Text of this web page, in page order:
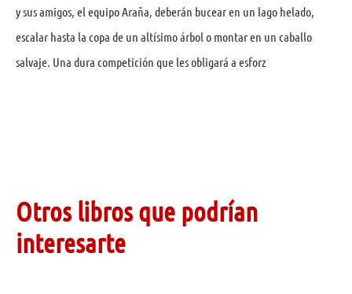
y sus amigos, el equipo Araña, deberán bucear en un lago helado,
escalar hasta la copa de un altísimo árbol o montar en un caballo
salvaje. Una dura competición que les obligará a esforz
Otros libros que podrían
interesarte